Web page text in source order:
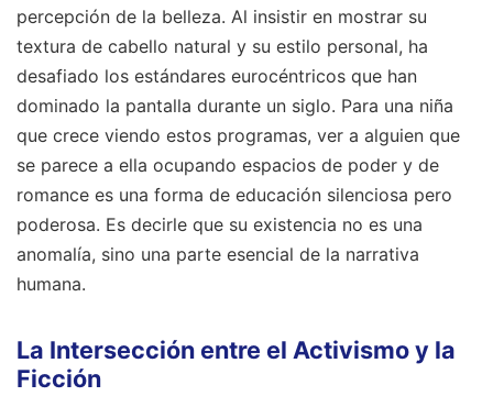
percepción de la belleza. Al insistir en mostrar su
textura de cabello natural y su estilo personal, ha
desafiado los estándares eurocéntricos que han
dominado la pantalla durante un siglo. Para una niña
que crece viendo estos programas, ver a alguien que
se parece a ella ocupando espacios de poder y de
romance es una forma de educación silenciosa pero
poderosa. Es decirle que su existencia no es una
anomalía, sino una parte esencial de la narrativa
humana.
La Intersección entre el Activismo y la
Ficción